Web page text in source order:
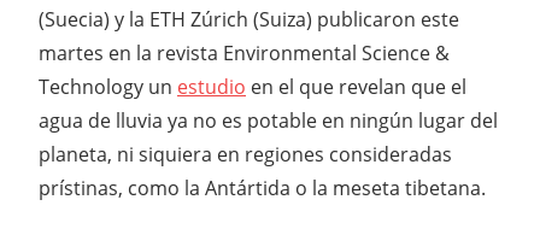
(Suecia) y la ETH Zúrich (Suiza) publicaron este
martes en la revista Environmental Science &
Technology un estudio en el que revelan que el
agua de lluvia ya no es potable en ningún lugar del
planeta, ni siquiera en regiones consideradas
prístinas, como la Antártida o la meseta tibetana.